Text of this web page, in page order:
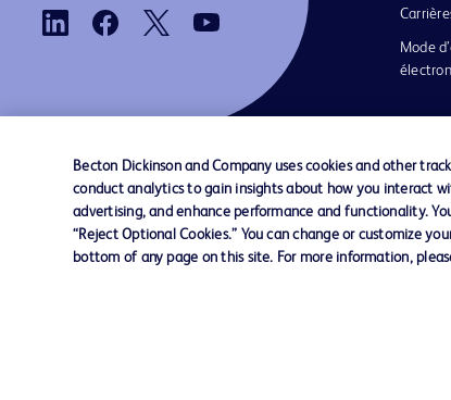
Mode
Nous contacter Préférences en matière de
Becton Dickinson and Company uses cookies and other
conduct analytics to gain insights about how you interact
advertising, and enhance performance and functionality.
“Reject Optional Cookies.” You can change or customize
bottom of any page on this site. For more information,